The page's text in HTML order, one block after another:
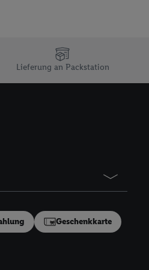
Lieferung an Packstation
Geschenkkarte